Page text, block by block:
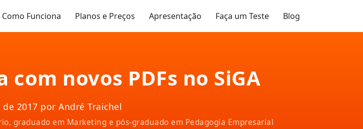
Como Funciona Planos e Preços Apresentação Faça um Teste Blog
novos PDFs no SiGA
2017 por André Traichel
graduado em Marketing e pós-graduado em Pedagogia Empresarial